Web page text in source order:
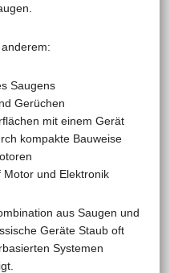
Saugens
Gerüchen
mit einem Gerät
kompakte Bauweise
und Elektronik
aus Saugen und
Geräte Staub oft
Systemen